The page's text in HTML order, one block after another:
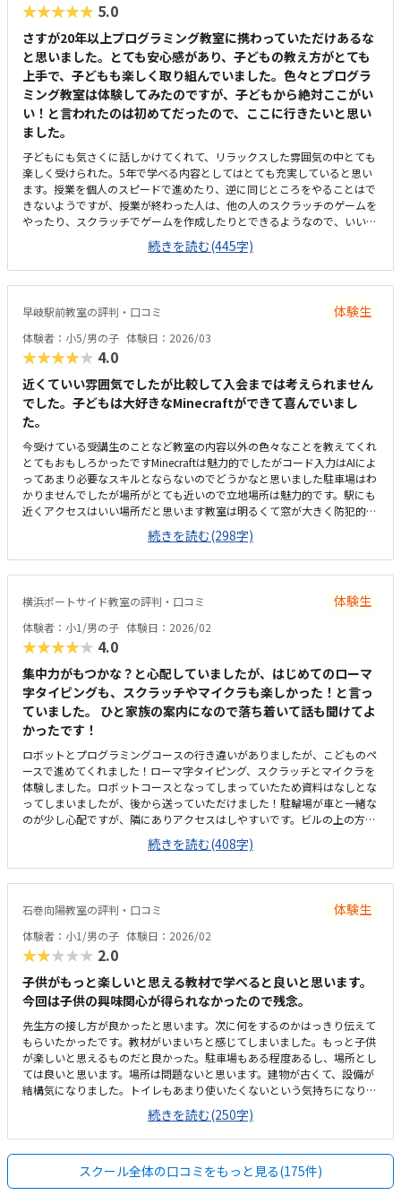
★★★★★ 5.0
さすが20年以上プログラミング教室に携わっていただけあるな
と思いました。とても安心感があり、子どもの教え方がとても
上手で、子どもも楽しく取り組んでいました。色々とプログラ
ミング教室は体験してみたのですが、子どもから絶対ここがい
い！と言われたのは初めてだったので、ここに行きたいと思い
ました。
子どもにも気さくに話しかけてくれて、リラックスした雰囲気の中とても
楽しく受けられた。5年で学べる内容としてはとても充実していると思い
ます。授業を個人のスピードで進めたり、逆に同じところをやることはで
きないようですが、授業が終わった人は、他の人のスクラッチのゲームを
やったり、スクラッチでゲームを作成したりとできるようなので、いいか
な思います。西高島平駅からも5分くらいと近く、家からも歩いて通える
距離なので、近くてよかったです。リラックスした雰囲気で、子どもも楽
しそうでした。先生も気さくで、説明もとても分かりやすかったです。プ
ログラミング教室は、10000円くらいだとお安い方だと思います。その中
ラムが終わったら、スクラッチでゲームができる点や、先生が気さくで優
しかった点、リラックスした雰囲気などがとても良かったです。体験会が
終わって帰る途中から、子どもが、絶対ここに通いたい！ここじゃなきゃ
通わない！と言っていました。
続きを読む(445字)
早岐駅前教室の評判・口コミ 体験生
体験者：小5/男の子 体験日：2026/03
★★★★★ 4.0
近くていい雰囲気でしたが比較して入会までは考えられません
でした。子どもは大好きなMinecraftができて喜んでいまし
た。
今受けている受講生のことなど教室の内容以外の色々なことを教えてくれ
とてもおもしろかったですMinecraftは魅力的でしたがコード入力はAIによ
ってあまり必要なスキルとならないのでどうかなと思いました駐車場はわ
かりませんでしたが場所がとても近いので立地場所は魅力的です。駅にも
近くアクセスはいい場所だと思います教室は明るくて窓が大きく防犯的に
もいい感じでした。教室も綺麗に整っていて明るい雰囲気でした。料金は
高くもなく安くもなく普通だと思いました。プログラミングはAIの進歩で
どうなるかわからないので難しいです。先生の話が時事ネタや今の社会情
勢を詳しくは話してくれとても参考になりおもしろかった。
続きを読む(298字)
横浜ポートサイド教室の評判・口コミ 体験生
体験者：小1/男の子 体験日：2026/02
★★★★★ 4.0
集中力がもつかな？と心配していましたが、はじめてのローマ
字タイピングも、スクラッチやマイクラも楽しかった！と言っ
ていました。 ひと家族の案内になので落ち着いて話も聞けてよ
かったです！
ロボットとプログラミングコースの行き違いがありましたが、こどものペ
ースで進めてくれました！ローマ字タイピング、スクラッチとマイクラを
体験しました。ロボットコースとなってしまっていたため資料はなしとな
ってしまいましたが、後から送っていただけました！駐輪場が車と一緒な
のが少し心配ですが、隣にありアクセスはしやすいです。ビルの上の方に
あるのでひとりで行けるかな？と心配ではありますが、慣れたらひとりで
歩いてくる子も多いみたいでした。レンタルオフィスのような場所で殺風
景ですが、普通です土日空調がきかないようで少し暑かった2回の授業に
対して他より高いかなと思いますが、90分なのでその分通う回数が少ない
ただきイメージがわきました。入会金サービスのお話についても先に聞け
たので比較しやすかったです。子供はマイクラがすきなので、興味を持っ
て取り組めていました！
続きを読む(408字)
石巻向陽教室の評判・口コミ 体験生
体験者：小1/男の子 体験日：2026/02
★★★★★ 2.0
子供がもっと楽しいと思える教材で学べると良いと思います。
今回は子供の興味関心が得られなかったので残念。
先生方の接し方が良かったと思います。次に何をするのかはっきり伝えて
もらいたかったです。教材がいまいちと感じてしまいました。もっと子供
が楽しいと思えるものだと良かった。駐車場もある程度あるし、場所とし
ては良いと思います。場所は問題ないと思います。建物が古くて、設備が
結構気になりました。トイレもあまり使いたくないという気持ちになりま
した。月2回にしては高いと思います。もう少し気軽に通えるくらいの料
金だと良いと思います。パソコンの操作もしたことがなく不安でいっぱい
でしたが、きちんとフォローしてくれた。
続きを読む(250字)
スクール全体の口コミをもっと見る(175件)